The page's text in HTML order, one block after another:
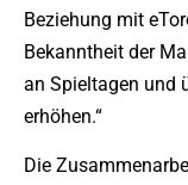
Beziehung mit
Bekanntheit der
an Spieltagen und
erhöhen.“
Die